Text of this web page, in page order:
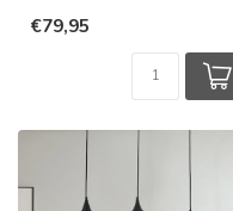
€79,95